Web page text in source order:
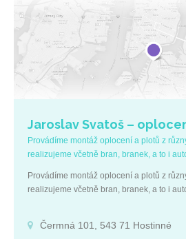
Jaroslav Svatoš –
Provádíme montáž oplocení a plotů z
realizujeme včetně bran, branek, a to i
Provádíme montáž oplocení a plotů z
realizujeme včetně bran, branek, a to i
Čermná 101, 543 71 Hostinné